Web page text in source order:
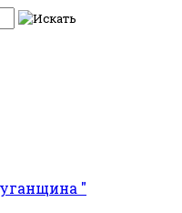
"